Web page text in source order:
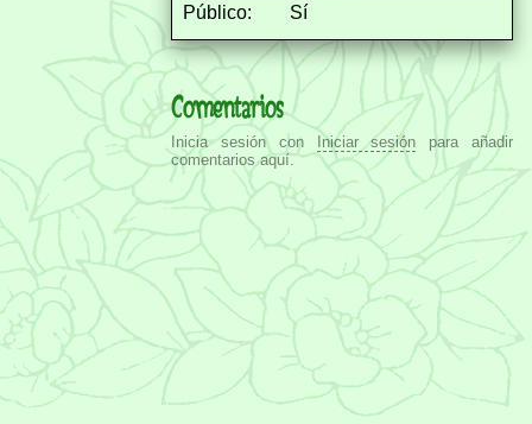
Público:
Sí
Comentarios
Inicia sesión con Iniciar sesión para añadir
comentarios aquí.